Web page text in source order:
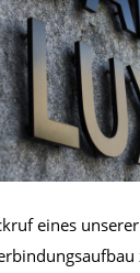
eines